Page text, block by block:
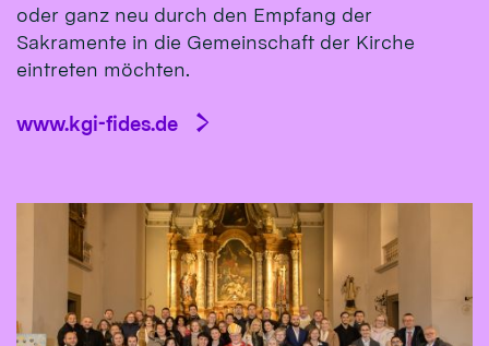
oder ganz neu durch den Empfang der
Sakramente in die Gemeinschaft der Kirche
eintreten möchten.
www.kgi-fides.de